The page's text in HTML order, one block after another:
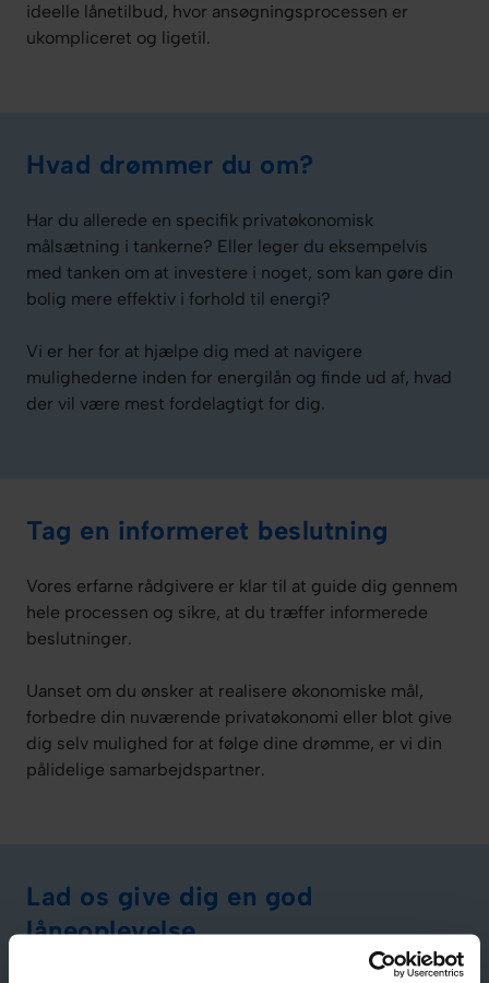
ideelle lånetilbud, hvor ansøgningsprocessen er
ukompliceret og ligetil.
Hvad drømmer du om?
Har du allerede en specifik privatøkonomisk
målsætning i tankerne? Eller leger du eksempelvis
med tanken om at investere i noget, som kan gøre din
bolig mere effektiv i forhold til energi?
Vi er her for at hjælpe dig med at navigere
mulighederne inden for energilån og finde ud af, hvad
der vil være mest fordelagtigt for dig.
Tag en informeret beslutning
Vores erfarne rådgivere er klar til at guide dig gennem
hele processen og sikre, at du træffer informerede
beslutninger.
Uanset om du ønsker at realisere økonomiske mål,
forbedre din nuværende privatøkonomi eller blot give
dig selv mulighed for at følge dine drømme, er vi din
pålidelige samarbejdspartner.
Lad os give dig en god
låneoplevelse